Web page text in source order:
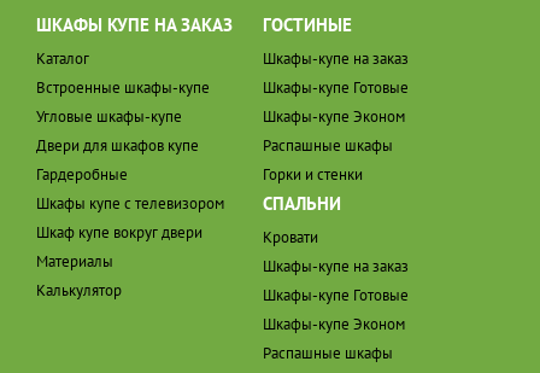
ШКАФЫ КУПЕ НА ЗАКАЗ
Каталог
Встроенные шкафы-купе
Угловые шкафы-купе
Двери для шкафов купе
Гардеробные
Шкафы купе с телевизором
Шкаф купе вокруг двери
Материалы
Калькулятор
ГОСТИНЫЕ
Шкафы-купе на заказ
Шкафы-купе Готовые
Шкафы-купе Эконом
Распашные шкафы
Горки и стенки
СПАЛЬНИ
Кровати
Шкафы-купе на заказ
Шкафы-купе Готовые
Шкафы-купе Эконом
Распашные шкафы